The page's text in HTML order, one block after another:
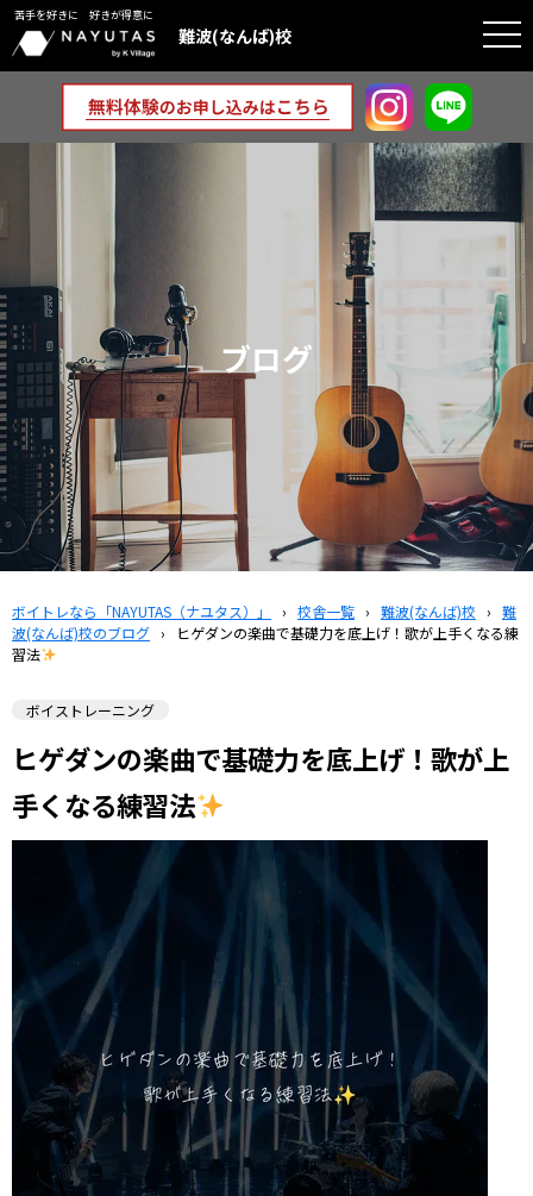
苦手を好きに 好きが得意に
難波(なんば)校
ブログ
ボイトレなら「NAYUTAS（ナユタス）」 › 校舎一覧 › 難波(なんば)校 › 難
波(なんば)校のブログ ›
ヒゲダンの楽曲で基礎力を底上げ！歌が上手くなる練
習法
ボイストレーニング
ヒゲダンの楽曲で基礎力を底上げ！歌が上
手くなる練習法